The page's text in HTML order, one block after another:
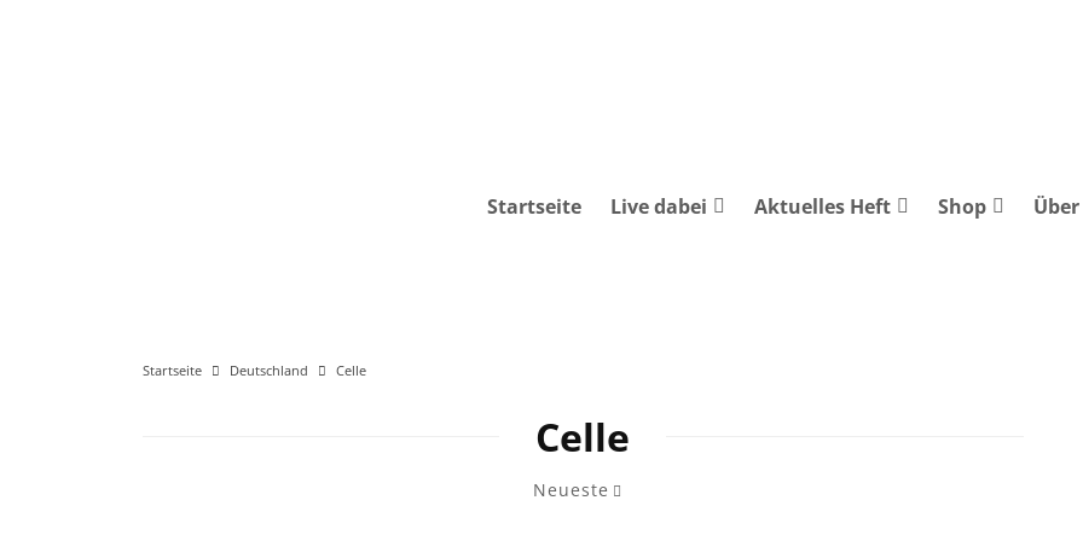
Startseite Live dabei Aktuelles Heft Shop
Startseite Deutschland Celle
Celle
Neueste